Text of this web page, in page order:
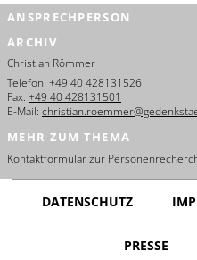
Français
Dansk
Español
Nederlands
ANSPRECHPERSON
ARCHIV
Christian Römmer
Telefon: +49 40 428131526
Fax: +49 40 428131501
E-Mail:
MEHR ZUM THEMA
Kontaktformular zur
DATENSCHUTZ
PRESSE